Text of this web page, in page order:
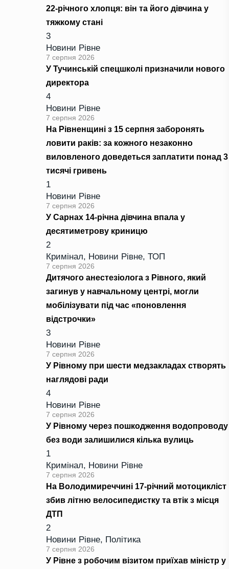
22-річного хлопця: він та його дівчина у
тяжкому стані
3
Новини Рівне
7 серпня 2026
У Тучинській спецшколі призначили нового
директора
4
Новини Рівне
7 серпня 2026
На Рівненщині з 15 серпня заборонять
ловити раків: за кожного незаконно
виловленого доведеться заплатити понад 3
тисячі гривень
1
Новини Рівне
7 серпня 2026
У Сарнах 14-річна дівчина впала у
десятиметрову криницю
2
Кримінал, Новини Рівне, ТОП
7 серпня 2026
Дитячого анестезіолога з Рівного, який
загинув у навчальному центрі, могли
мобілізувати під час «поновлення
відстрочки»
3
Новини Рівне
7 серпня 2026
У Рівному при шести медзакладах створять
наглядові ради
4
Новини Рівне
7 серпня 2026
У Рівному через пошкодження водопроводу
без води залишилися кілька вулиць
1
Кримінал, Новини Рівне
7 серпня 2026
На Володимиреччині 17-річний мотоцикліст
збив літню велосипедистку та втік з місця
ДТП
2
Новини Рівне, Політика
7 серпня 2026
У Рівне з робочим візитом приїхав міністр у